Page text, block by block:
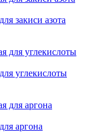
закиси азота
углекислоты
аргона